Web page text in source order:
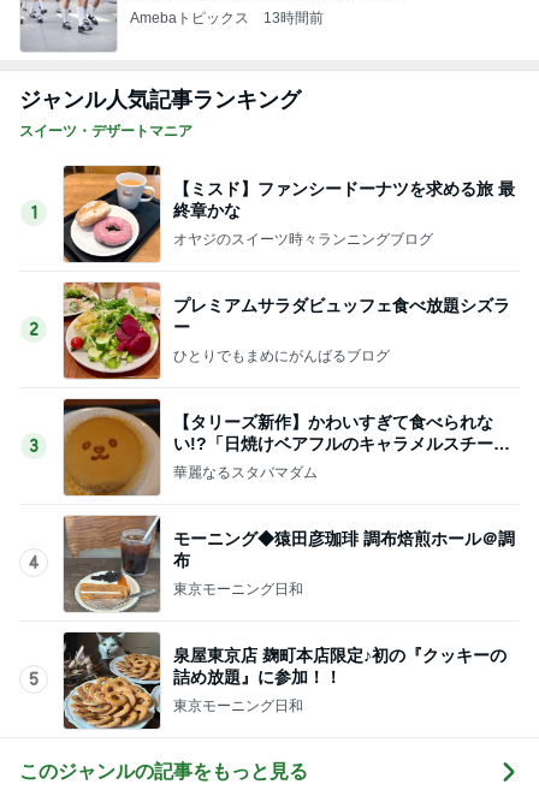
Amebaトピックス 13時間前
ジャンル人気記事ランキング
スイーツ・デザートマニア
1
【ミスド】ファンシードーナツを求める旅 最
終章かな
オヤジのスイーツ時々ランニングブログ
2
プレミアムサラダビュッフェ食べ放題シズラ
ー
ひとりでもまめにがんばるブログ
3
【タリーズ新作】かわいすぎて食べられな
い!?「日焼けベアフルのキャラメルスチーム
ケーキ」を実食
華麗なるスタバマダム
4
モーニング◆猿田彦珈琲 調布焙煎ホール＠調
布
東京モーニング日和
5
泉屋東京店 麹町本店限定♪初の『クッキーの
詰め放題』に参加！！
東京モーニング日和
このジャンルの記事をもっと見る